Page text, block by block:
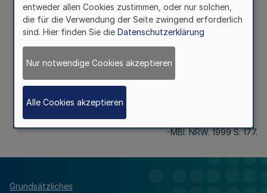
Auszeichnung
für Rettung aus Lebensgefahr
elektronische Datei angeliefert.
-MBI. NRW. 1999 S. 177.
Grundsätzliches
entweder allen Cookies zustimmen, oder nur solchen,
die für die Verwendung der Seite zwingend erforderlich
sind. Hier finden Sie die Datenschutzerklärung
Nur notwendige Cookies akzeptieren
Alle Cookies akzeptieren